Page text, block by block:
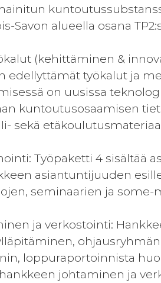
Savon alueella osana
(kehittäminen &
edellyttämät työkalut ja
on uusissa
kuntoutusosaamisen
sekä
Työpaketti 4
asiantuntijuuden
seminaarien ja some-
ja verkostointi:
loppuraportoinnista
johtaminen ja